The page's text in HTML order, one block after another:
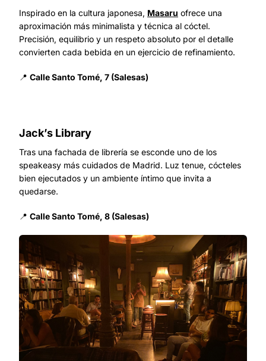
Inspirado en la cultura japonesa, Masaru ofrece una
aproximación más minimalista y técnica al cóctel.
Precisión, equilibrio y un respeto absoluto por el detalle
convierten cada bebida en un ejercicio de refinamiento.
📍 Calle Santo Tomé, 7 (Salesas)
Jack’s Library
Tras una fachada de librería se esconde uno de los
speakeasy más cuidados de Madrid. Luz tenue, cócteles
bien ejecutados y un ambiente íntimo que invita a
quedarse.
📍 Calle Santo Tomé, 8 (Salesas)